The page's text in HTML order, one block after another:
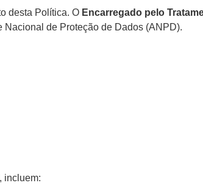
desta Política. O Encarregado pelo
de Proteção de Dados (ANPD).
incluem: